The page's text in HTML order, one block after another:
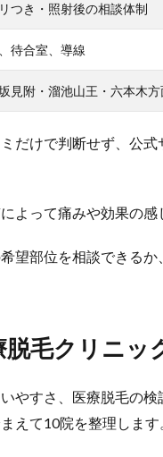
つき・照射後の相談体制
待合室、導線
見附・溜池山王・六本木
だけで判断せず、公
よって痛みや効果の感
望部位を相談できる
脱毛クリニッ
やすさ、医療脱毛の
えて10院を整理します